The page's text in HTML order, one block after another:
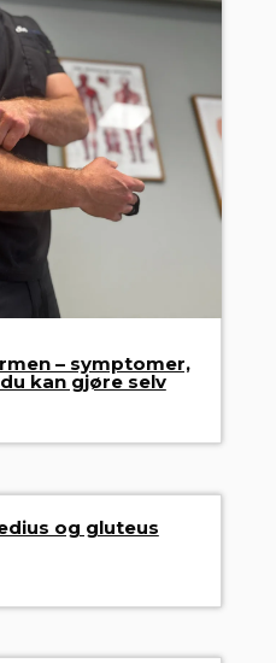
– symptomer,
kan gjøre selv
og gluteus